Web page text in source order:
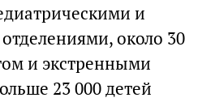
и
около 30
и экстренными
23 000 детей